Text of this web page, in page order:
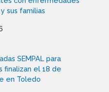
sus familias
SEMPAL para
finalizan el 18 de
en Toledo